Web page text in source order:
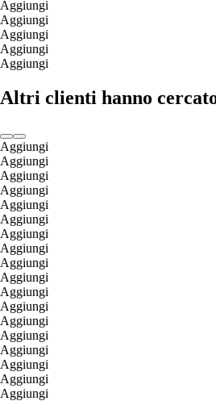
Aggiungi
Aggiungi
Aggiungi
Aggiungi
Aggiungi
Altri clienti hanno
Aggiungi
Aggiungi
Aggiungi
Aggiungi
Aggiungi
Aggiungi
Aggiungi
Aggiungi
Aggiungi
Aggiungi
Aggiungi
Aggiungi
Aggiungi
Aggiungi
Aggiungi
Aggiungi
Aggiungi
Aggiungi